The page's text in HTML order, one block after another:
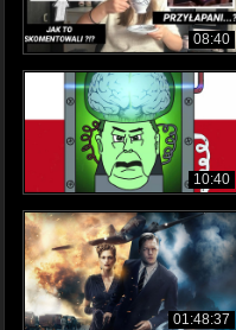
08:40
10:40
01:48:37